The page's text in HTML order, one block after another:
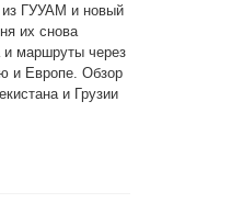
из ГУУАМ и новый
их снова
и маршруты через
и Европе. Обзор
и Грузии